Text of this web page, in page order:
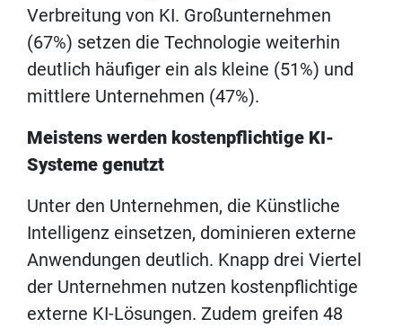
Verbreitung von KI. Großunternehmen
(67%) setzen die Technologie weiterhin
deutlich häufiger ein als kleine (51%) und
mittlere Unternehmen (47%).
Meistens werden kostenpflichtige KI-
Systeme genutzt
Unter den Unternehmen, die Künstliche
Intelligenz einsetzen, dominieren externe
Anwendungen deutlich. Knapp drei Viertel
der Unternehmen nutzen kostenpflichtige
externe KI-Lösungen. Zudem greifen 48